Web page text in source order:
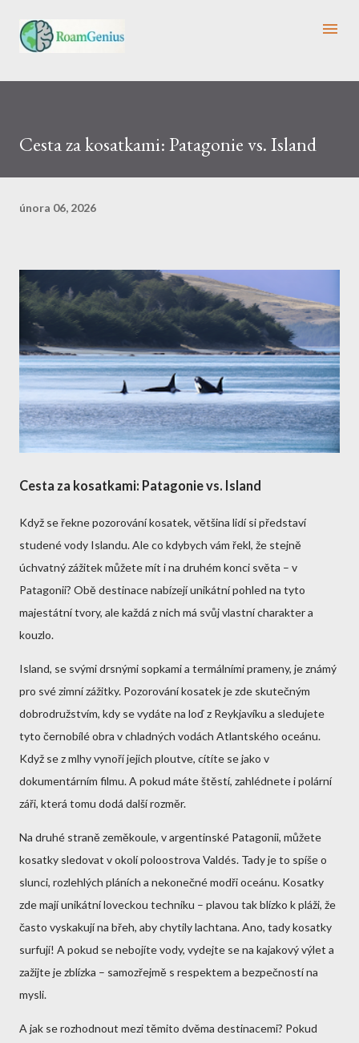
Cesta za kosatkami: Patagonie vs. Island
února 06, 2026
Cesta za kosatkami: Patagonie vs. Island
Když se řekne pozorování kosatek, většina lidí si představí
studené vody Islandu. Ale co kdybych vám řekl, že stejně
úchvatný zážitek můžete mít i na druhém konci světa – v
Patagonii? Obě destinace nabízejí unikátní pohled na tyto
majestátní tvory, ale každá z nich má svůj vlastní charakter a
kouzlo.
Island, se svými drsnými sopkami a termálními prameny, je známý
pro své zimní zážitky. Pozorování kosatek je zde skutečným
dobrodružstvím, kdy se vydáte na loď z Reykjavíku a sledujete
tyto černobílé obra v chladných vodách Atlantského oceánu.
Když se z mlhy vynoří jejich ploutve, cítíte se jako v
dokumentárním filmu. A pokud máte štěstí, zahlédnete i polární
záři, která tomu dodá další rozměr.
Na druhé straně zeměkoule, v argentinské Patagonii, můžete
kosatky sledovat v okolí poloostrova Valdés. Tady je to spíše o
slunci, rozlehlých pláních a nekonečné modři oceánu. Kosatky
zde mají unikátní loveckou techniku – plavou tak blízko k pláži, že
často vyskakují na břeh, aby chytily lachtana. Ano, tady kosatky
surfují! A pokud se nebojíte vody, vydejte se na kajakový výlet a
zažijte je zblízka – samozřejmě s respektem a bezpečností na
mysli.
A jak se rozhodnout mezi těmito dvěma destinacemi? Pokud